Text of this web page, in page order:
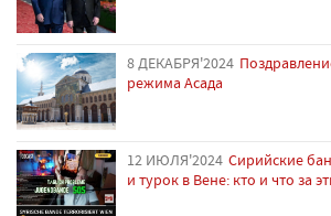
8 ДЕКАБРЯ'2024
режима Асада
12 ИЮЛЯ'2024 Сирийские
и турок в Вене: кто и что за